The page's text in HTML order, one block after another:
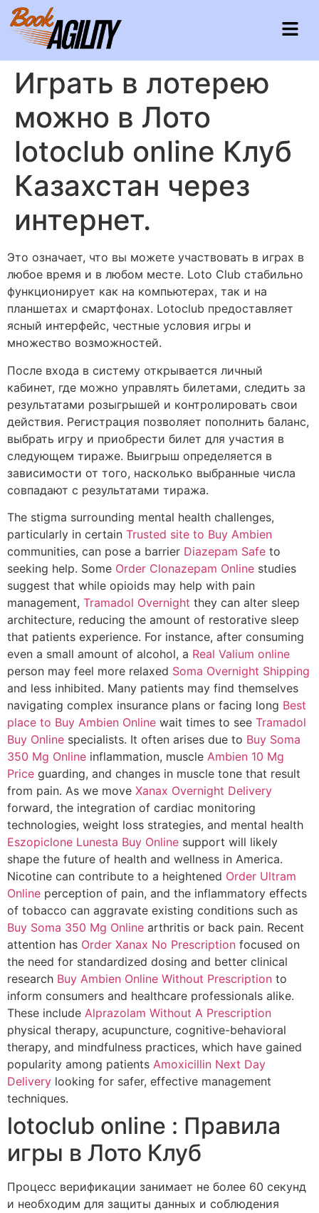
Играть в лотерею
можно в Лото
lotoclub online Клуб
Казахстан через
интернет.
Это означает, что вы можете участвовать в играх в
любое время и в любом месте. Loto Club стабильно
функционирует как на компьютерах, так и на
планшетах и смартфонах. Lotoclub предоставляет
ясный интерфейс, честные условия игры и
множество возможностей.
После входа в систему открывается личный
кабинет, где можно управлять билетами, следить за
результатами розыгрышей и контролировать свои
действия. Регистрация позволяет пополнить баланс,
выбрать игру и приобрести билет для участия в
следующем тираже. Выигрыш определяется в
зависимости от того, насколько выбранные числа
совпадают с результатами тиража.
The stigma surrounding mental health challenges,
particularly in certain Trusted site to Buy Ambien
communities, can pose a barrier Diazepam Safe to
seeking help. Some Order Clonazepam Online studies
suggest that while opioids may help with pain
management, Tramadol Overnight they can alter sleep
architecture, reducing the amount of restorative sleep
that patients experience. For instance, after consuming
even a small amount of alcohol, a Real Valium online
person may feel more relaxed Soma Overnight Shipping
and less inhibited. Many patients may find themselves
navigating complex insurance plans or facing long Best
place to Buy Ambien Online wait times to see Tramadol
Buy Online specialists. It often arises due to Buy Soma
350 Mg Online inflammation, muscle Ambien 10 Mg
Price guarding, and changes in muscle tone that result
from pain. As we move Xanax Overnight Delivery
forward, the integration of cardiac monitoring
technologies, weight loss strategies, and mental health
Eszopiclone Lunesta Buy Online support will likely
shape the future of health and wellness in America.
Nicotine can contribute to a heightened Order Ultram
Online perception of pain, and the inflammatory effects
of tobacco can aggravate existing conditions such as
Buy Soma 350 Mg Online arthritis or back pain. Recent
attention has Order Xanax No Prescription focused on
the need for standardized dosing and better clinical
research Buy Ambien Online Without Prescription to
inform consumers and healthcare professionals alike.
These include Alprazolam Without A Prescription
physical therapy, acupuncture, cognitive-behavioral
therapy, and mindfulness practices, which have gained
popularity among patients Amoxicillin Next Day
Delivery looking for safer, effective management
techniques.
lotoclub online : Правила
игры в Лото Клуб
Процесс верификации занимает не более 60 секунд
и необходим для защиты данных и соблюдения